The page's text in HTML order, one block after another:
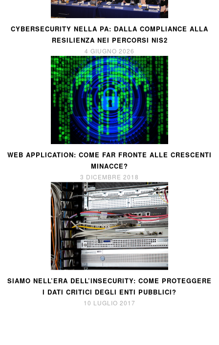
CYBERSECURITY NELLA PA: DALLA COMPLIANCE ALLA
RESILIENZA NEI PERCORSI NIS2
4 GIUGNO 2026
WEB APPLICATION: COME FAR FRONTE ALLE CRESCENTI
MINACCE?
3 DICEMBRE 2018
SIAMO NELL’ERA DELL’INSECURITY: COME PROTEGGERE
I DATI CRITICI DEGLI ENTI PUBBLICI?
10 LUGLIO 2017